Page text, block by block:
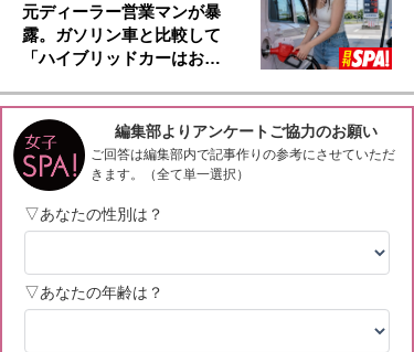
元ディーラー営業マンが暴
露。ガソリン車と比較して
「ハイブリッドカーはお…